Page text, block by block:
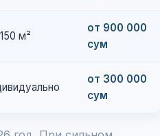
м²
от 900 000
сум
от 300 000
сум